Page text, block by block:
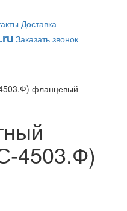
Доставка
Заказать звонок
фланцевый
4503.Ф)